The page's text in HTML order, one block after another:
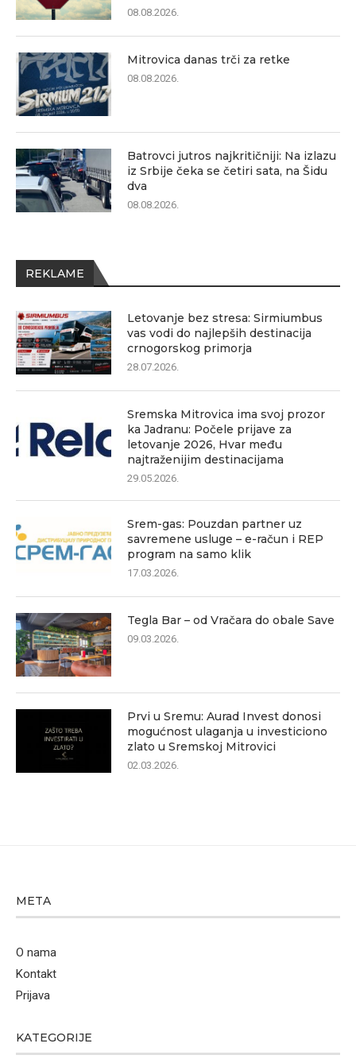
08.08.2026.
Mitrovica danas trči za retke
08.08.2026.
Batrovci jutros najkritičniji: Na izlazu
iz Srbije čeka se četiri sata, na Šidu
dva
08.08.2026.
REKLAME
Letovanje bez stresa: Sirmiumbus
vas vodi do najlepših destinacija
crnogorskog primorja
28.07.2026.
Sremska Mitrovica ima svoj prozor
ka Jadranu: Počele prijave za
letovanje 2026, Hvar među
najtraženijim destinacijama
29.05.2026.
Srem-gas: Pouzdan partner uz
savremene usluge – e-račun i REP
program na samo klik
17.03.2026.
Tegla Bar – od Vračara do obale Save
09.03.2026.
Prvi u Sremu: Aurad Invest donosi
mogućnost ulaganja u investiciono
zlato u Sremskoj Mitrovici
02.03.2026.
META
O nama
Kontakt
Prijava
KATEGORIJE